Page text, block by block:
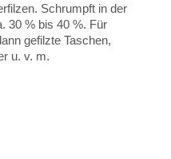
Schrumpft in der
30 % bis 40 %. Für
gefilzte Taschen,
u. v. m.